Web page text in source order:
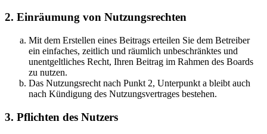
2. Einräumung von Nutzungsrechten
Mit dem Erstellen eines Beitrags erteilen Sie dem Betreiber
ein einfaches, zeitlich und räumlich unbeschränktes und
unentgeltliches Recht, Ihren Beitrag im Rahmen des Boards
zu nutzen.
Das Nutzungsrecht nach Punkt 2, Unterpunkt a bleibt auch
nach Kündigung des Nutzungsvertrages bestehen.
3. Pflichten des Nutzers